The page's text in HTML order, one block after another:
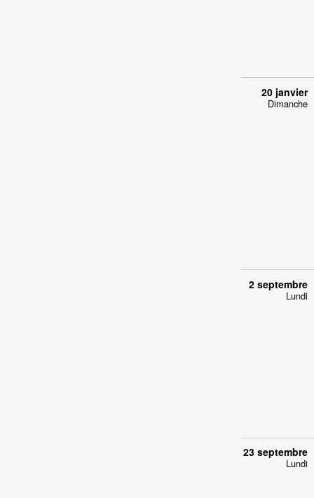
20 janvier
Dimanche
2 septembre
Lundi
23 septembre
Lundi